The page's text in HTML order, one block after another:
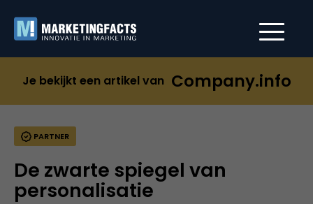
Je bekijkt een artikel van Company.info
PARTNER
De zwarte spiegel van
personalisatie